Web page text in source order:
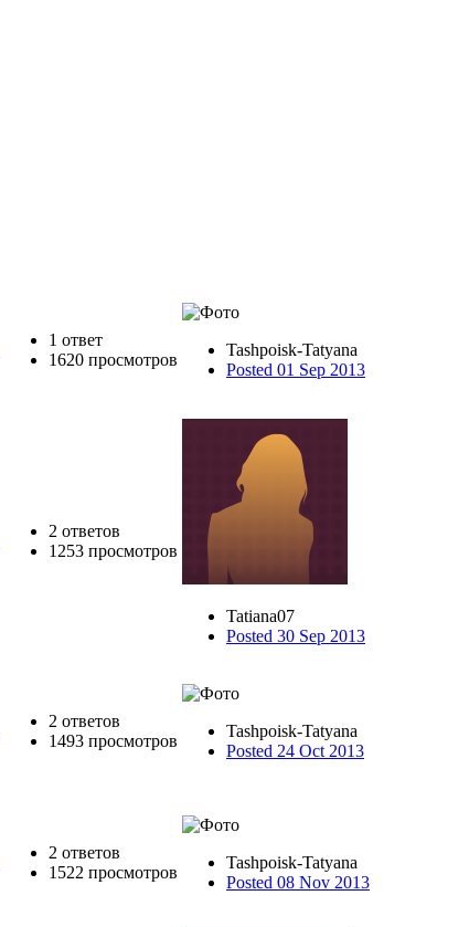
1 ответ
1620 просмотров
Tashpoisk-Tatyana
Posted 01 Sep 2013
2 ответов
1253 просмотров
Tatiana07
Posted 30 Sep 2013
2 ответов
1493 просмотров
Tashpoisk-Tatyana
Posted 24 Oct 2013
2 ответов
1522 просмотров
Tashpoisk-Tatyana
Posted 08 Nov 2013